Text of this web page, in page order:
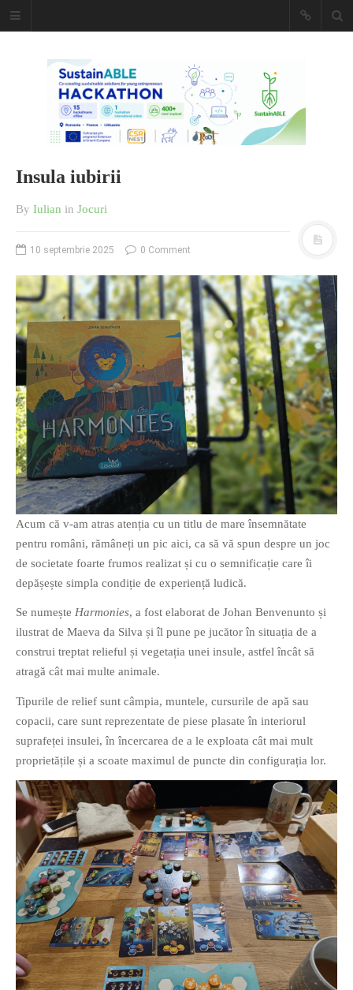
Caiet de
insemnari
DESCARCĂ!
O poveste in care sexul se
confunda cu dragostea,
cinismul cu idealismul si
poezia cu umorul.
DESCARCĂ!
If you like movies, words and
mind games, then this is the
book for you. Take the
challenge of creating your
own acrostics and describing
famous movies by using the
very letters of their titles!
RASFOIESTE
Insula iubirii
By Iulian in Jocuri
10 septembrie 2025 0 Comment
Acum că v-am atras atenția cu un titlu de mare însemnătate
pentru români, rămâneți un pic aici, ca să vă spun despre un joc
de societate foarte frumos realizat și cu o semnificație care îi
depășește simpla condiție de experiență ludică.
Se numește Harmonies, a fost elaborat de Johan Benvenunto și
ilustrat de Maeva da Silva și îl pune pe jucător în situația de a
construi treptat relieful și vegetația unei insule, astfel încât să
atragă cât mai multe animale.
Tipurile de relief sunt câmpia, muntele, cursurile de apă sau
copacii, care sunt reprezentate de piese plasate în interiorul
suprafeței insulei, în încercarea de a le exploata cât mai mult
proprietățile și a scoate maximul de puncte din configurația lor.